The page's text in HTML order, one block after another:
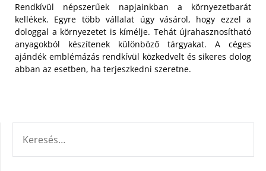
Rendkívül népszerűek napjainkban a környezetbarát
kellékek. Egyre több vállalat úgy vásárol, hogy ezzel a
dologgal a környezetet is kímélje. Tehát újrahasznosítható
anyagokból készítenek különböző tárgyakat. A céges
ajándék emblémázás rendkívül közkedvelt és sikeres dolog
abban az esetben, ha terjeszkedni szeretne.